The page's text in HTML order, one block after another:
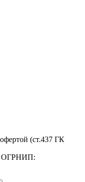
(ст.437 ГК
ОГРНИП: